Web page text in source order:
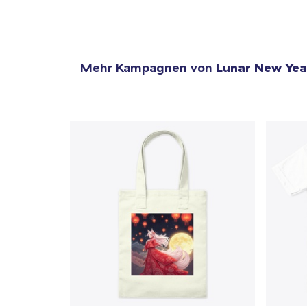
Mehr Kampagnen von Lunar New